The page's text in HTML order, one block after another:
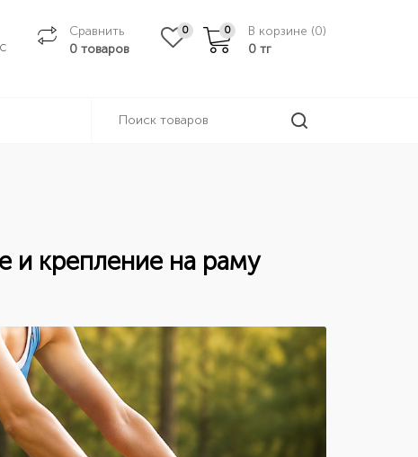
Сравнить
0 товаров
0 0 В корзине (0)
0 тг
и крепление на раму